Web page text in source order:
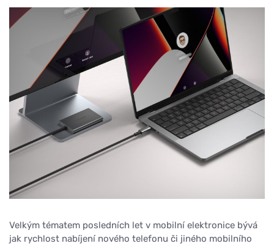
Velkým tématem posledních let v mobilní elektronice bývá
jak rychlost nabíjení nového telefonu či jiného mobilního